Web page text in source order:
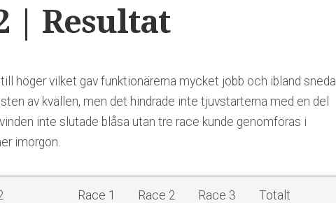
| Resultat
höger vilket gav funktionärerna mycket jobb och ibland sneda
av kvällen, men det hindrade inte tjuvstarterna med en del
inte slutade blåsa utan tre race kunde genomföras i
imorgon.
Race 1 Race 2 Race 3 Totalt